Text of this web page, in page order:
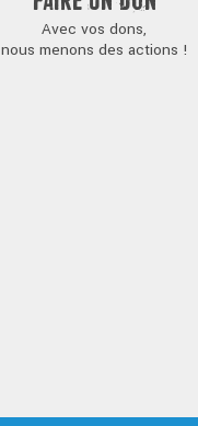
Avec vos dons,
nous menons des actions !